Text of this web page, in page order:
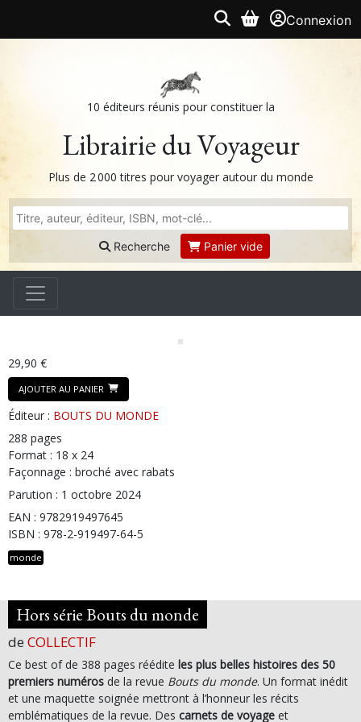
Connexion
10 éditeurs réunis pour constituer la
Librairie du Voyageur
Plus de 2 000 titres pour voyager autour du monde
Recherche Panier vide
29,90 €
AJOUTER AU PANIER
Éditeur : BOUTS DU MONDE
288 pages
Format : 18 x 24
Façonnage : broché avec rabats
Parution : 1 octobre 2024
EAN : 9782919497645
ISBN : 978-2-919497-64-5
monde
Hors série Bouts du monde
de COLLECTIF
Ce best of de 388 pages réédite les plus belles histoires des 50
premiers numéros de la revue Bouts du monde. Un format inédit
et une maquette soignée mettront à l’honneur les récits
emblématiques de la revue. Des carnets de voyage et